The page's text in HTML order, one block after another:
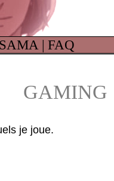
| FAQ
GAMING
je joue.